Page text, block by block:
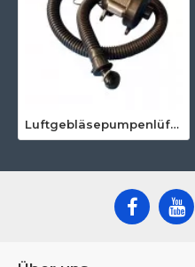
Luftgebläsepumpenlüfter 220V 680W